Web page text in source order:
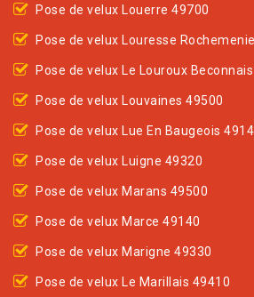
Pose de velux Louerre 49700
Pose de velux Louresse
Pose de velux Le Louroux
Pose de velux Louvaines 49500
Pose de velux Lue En Baugeois
Pose de velux Luigne 49320
Pose de velux Marans 49500
Pose de velux Marce 49140
Pose de velux Marigne 49330
Pose de velux Le Marillais 49410